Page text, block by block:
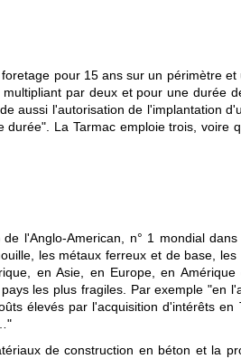
pour 15 ans sur un périmètre
par deux et pour une durée
aussi l'autorisation de l'implantation
La Tarmac emploie trois, voire
l'Anglo-American, n° 1 mondial
les métaux ferreux et de base,
en Asie, en Europe, en
les plus fragiles. Par exemple "en
élevés par l'acquisition d'intérêts en
de construction en béton et la